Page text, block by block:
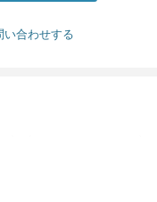
い合わせする